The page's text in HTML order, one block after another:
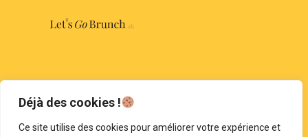
Déjà des cookies !
Ce site utilise des cookies pour améliorer votre expérience et